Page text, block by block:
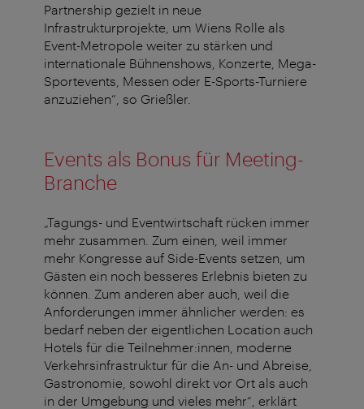
Partnership gezielt in neue
Infrastrukturprojekte, um Wiens Rolle als
Event-Metropole weiter zu stärken und
internationale Bühnenshows, Konzerte, Mega-
Sportevents, Messen oder E-Sports-Turniere
anzuziehen“, so Grießler.
Events als Bonus für Meeting-
Branche
„Tagungs- und Eventwirtschaft rücken immer
mehr zusammen. Zum einen, weil immer
mehr Kongresse auf Side-Events setzen, um
Gästen ein noch besseres Erlebnis bieten zu
können. Zum anderen aber auch, weil die
Anforderungen immer ähnlicher werden: es
bedarf neben der eigentlichen Location auch
Hotels für die Teilnehmer:innen, moderne
Verkehrsinfrastruktur für die An- und Abreise,
Gastronomie, sowohl direkt vor Ort als auch
in der Umgebung und vieles mehr“, erklärt